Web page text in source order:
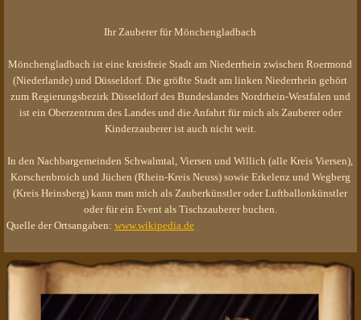
Ihr Zauberer für Mönchengladbach
Mönchengladbach ist eine kreisfreie Stadt am Niederrhein zwischen Roermond
(Niederlande) und Düsseldorf. Die größte Stadt am linken Niederrhein gehört
zum Regierungsbezirk Düsseldorf des Bundeslandes Nordrhein-Westfalen und
ist ein Oberzentrum des Landes und die Anfahrt für mich als Zauberer oder
Kinderzauberer ist auch nicht weit.
In den Nachbargemeinden Schwalmtal, Viersen und Willich (alle Kreis Viersen),
Korschenbroich und Jüchen (Rhein-Kreis Neuss) sowie Erkelenz und Wegberg
(Kreis Heinsberg) kann man mich als Zauberkünstler oder Luftballonkünstler
oder für ein Event als Tischzauberer buchen.
Quelle der Ortsangaben: www.wikipedia.de